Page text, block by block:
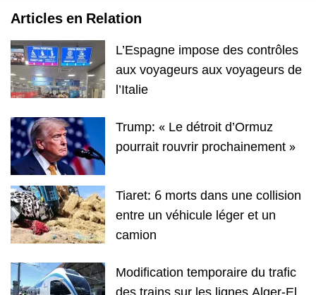
Articles en Relation
L’Espagne impose des contrôles
aux voyageurs aux voyageurs de
l’Italie
Trump: « Le détroit d’Ormuz
pourrait rouvrir prochainement »
Tiaret: 6 morts dans une collision
entre un véhicule léger et un
camion
Modification temporaire du trafic